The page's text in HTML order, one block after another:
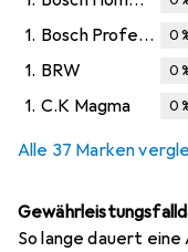
1. Bosch Professional Zubehör 0
1. BRW 0
1. C.K Magma 0
Alle 37 Marken
So lange dauert